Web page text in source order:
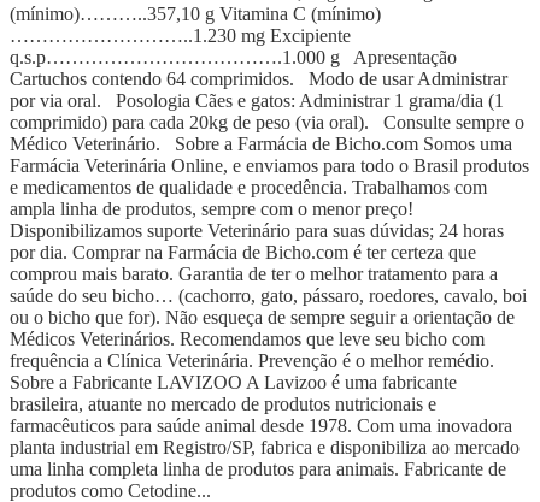
(mínimo)………..357,10 g Vitamina C (mínimo)
………………………..1.230 mg Excipiente
q.s.p……………………………….1.000 g Apresentação
Cartuchos contendo 64 comprimidos. Modo de usar Administrar
por via oral. Posologia Cães e gatos: Administrar 1 grama/dia (1
comprimido) para cada 20kg de peso (via oral). Consulte sempre o
Médico Veterinário. Sobre a Farmácia de Bicho.com Somos uma
Farmácia Veterinária Online, e enviamos para todo o Brasil produtos
e medicamentos de qualidade e procedência. Trabalhamos com
ampla linha de produtos, sempre com o menor preço!
Disponibilizamos suporte Veterinário para suas dúvidas; 24 horas
por dia. Comprar na Farmácia de Bicho.com é ter certeza que
comprou mais barato. Garantia de ter o melhor tratamento para a
saúde do seu bicho… (cachorro, gato, pássaro, roedores, cavalo, boi
ou o bicho que for). Não esqueça de sempre seguir a orientação de
Médicos Veterinários. Recomendamos que leve seu bicho com
frequência a Clínica Veterinária. Prevenção é o melhor remédio.
Sobre a Fabricante LAVIZOO A Lavizoo é uma fabricante
brasileira, atuante no mercado de produtos nutricionais e
farmacêuticos para saúde animal desde 1978. Com uma inovadora
planta industrial em Registro/SP, fabrica e disponibiliza ao mercado
uma linha completa linha de produtos para animais. Fabricante de
produtos como Cetodine...